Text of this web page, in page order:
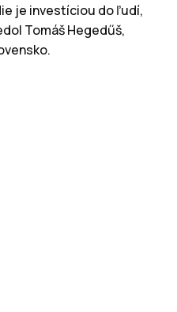
je investíciou do ľudí,
Tomáš Hegedűš,